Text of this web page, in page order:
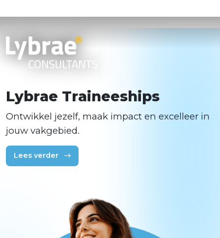
Lybrae Traineeships
Ontwikkel jezelf, maak impact en excelleer in
jouw vakgebied.
Lees verder